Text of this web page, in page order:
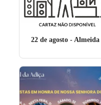
22 de agosto - Almeida